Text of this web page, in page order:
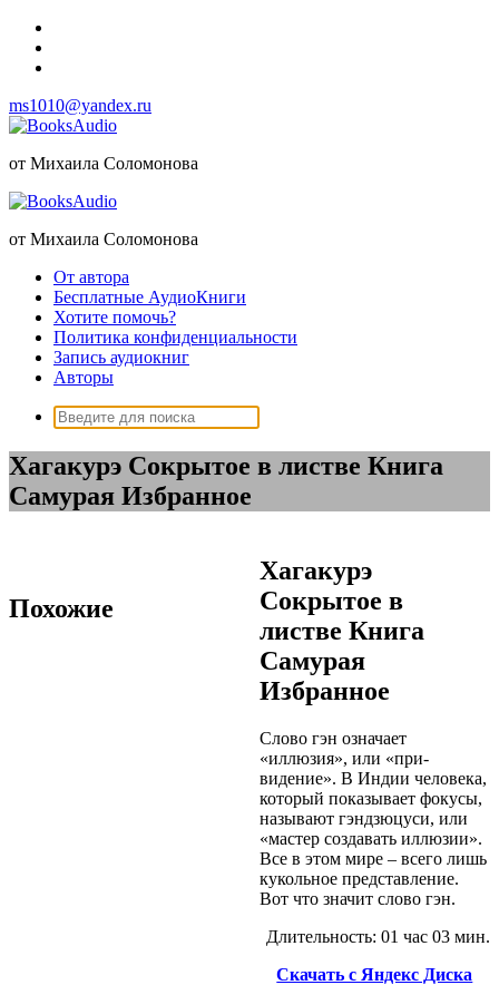
Перейти
содержимому
ms1010@yandex.ru
от Михаила Соломонова
от Михаила Соломонова
От автора
Бесплатные АудиоКниги
Хотите помочь?
Политика конфиденциальности
Запись аудиокниг
Авторы
Поиск:
Хагакурэ Сокрытое в листве Книга
Самурая Избранное
Хагакурэ
Сокрытое в
листве Книга
Самурая
Избранное
Слово гэн означает
«иллюзия», или «при­
видение». В Индии человека,
который показывает фокусы,
называют гэндзюцуси, или
«мастер создавать иллюзии».
Все в этом мире – всего лишь
кукольное представле­ние.
Вот что значит слово гэн.
Длительность: 01 час 03 мин.
Скачать с Яндекс Диска
Похожие